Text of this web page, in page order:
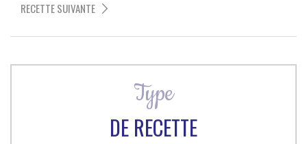
RECETTE SUIVANTE
Type
DE RECETTE